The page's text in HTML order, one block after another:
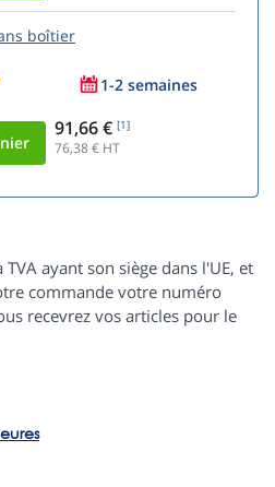
boîtier
1-2 semaines
91,66 € [1]
76,38€ HT
ayant son siège dans l'UE, et
commande votre numéro
recevrez vos articles pour le